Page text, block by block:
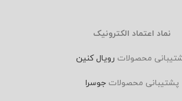
نماد اعتماد الکترونیک
محصولات رویال کنین
پشتیبانی محصولاتجوسرا